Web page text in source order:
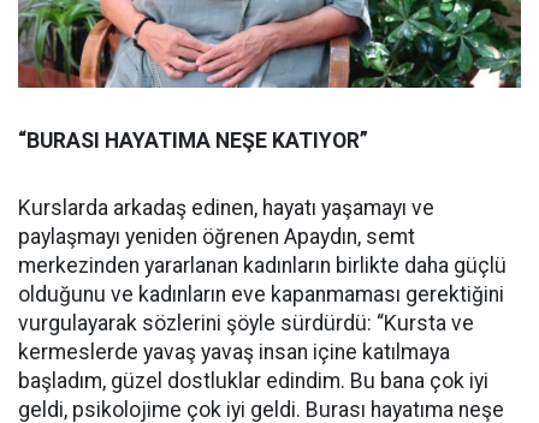
“BURASI HAYATIMA NEŞE KATIYOR”
Kurslarda arkadaş edinen, hayatı yaşamayı ve
paylaşmayı yeniden öğrenen Apaydın, semt
merkezinden yararlanan kadınların birlikte daha güçlü
olduğunu ve kadınların eve kapanmaması gerektiğini
vurgulayarak sözlerini şöyle sürdürdü: “Kursta ve
kermeslerde yavaş yavaş insan içine katılmaya
başladım, güzel dostluklar edindim. Bu bana çok iyi
geldi, psikolojime çok iyi geldi. Burası hayatıma neşe